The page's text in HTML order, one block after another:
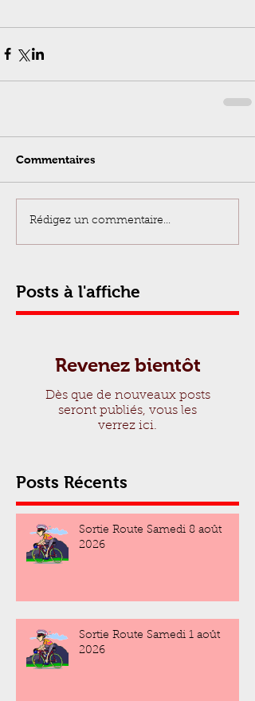
Commentaires
Rédigez un commentaire...
Posts à l'affiche
Revenez bientôt
Dès que de nouveaux posts
seront publiés, vous les
verrez ici.
Posts Récents
Sortie Route Samedi 8 août
2026
Sortie Route Samedi 1 août
2026